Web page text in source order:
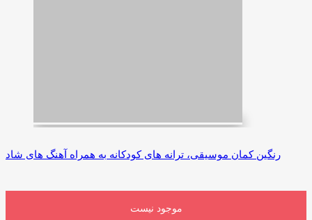
رنگین کمان موسیقی، ترانه های کودکانه به همراه آهنگ های شاد
موجود نیست